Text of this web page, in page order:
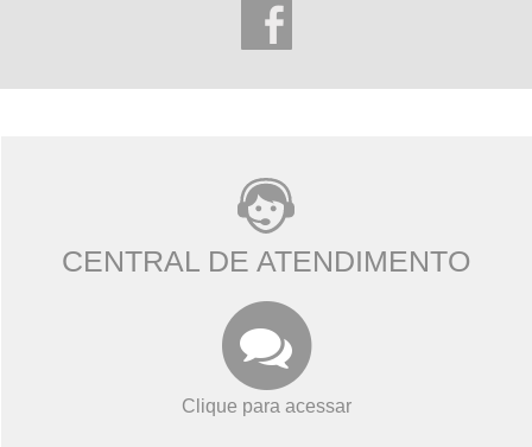
CENTRAL DE ATENDIMENTO
Clique para acessar